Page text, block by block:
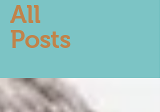
All
Posts